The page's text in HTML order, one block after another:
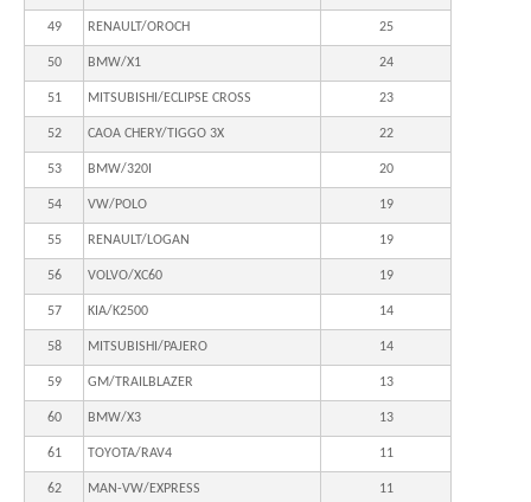
49 RENAULT/OROCH 25
50 BMW/X1 24
51 MITSUBISHI/ECLIPSE CROSS 23
52 CAOA CHERY/TIGGO 3X 22
53 BMW/320I 20
54 VW/POLO 19
55 RENAULT/LOGAN 19
56 VOLVO/XC60 19
57 KIA/K2500 14
58 MITSUBISHI/PAJERO 14
59 GM/TRAILBLAZER 13
60 BMW/X3 13
61 TOYOTA/RAV4 11
62 MAN-VW/EXPRESS 11